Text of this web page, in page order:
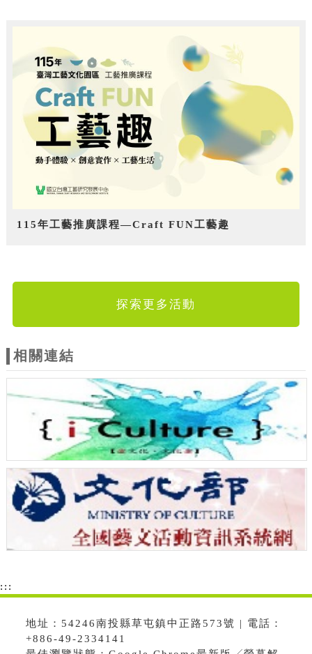
115年工藝推廣課程—Craft FUN工藝趣
探索更多活動
相關連結
:::
地址：54246南投縣草屯鎮中正路573號 | 電話：
+886-49-2334141